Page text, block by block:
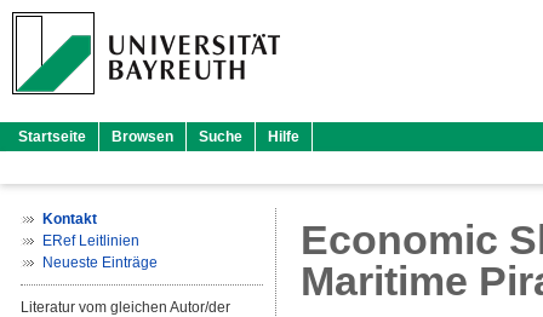
Startseite Browsen Suche Hilfe
Kontakt
ERef Leitlinien
Neueste Einträge
Literatur vom gleichen Autor/der
Economic
Maritime